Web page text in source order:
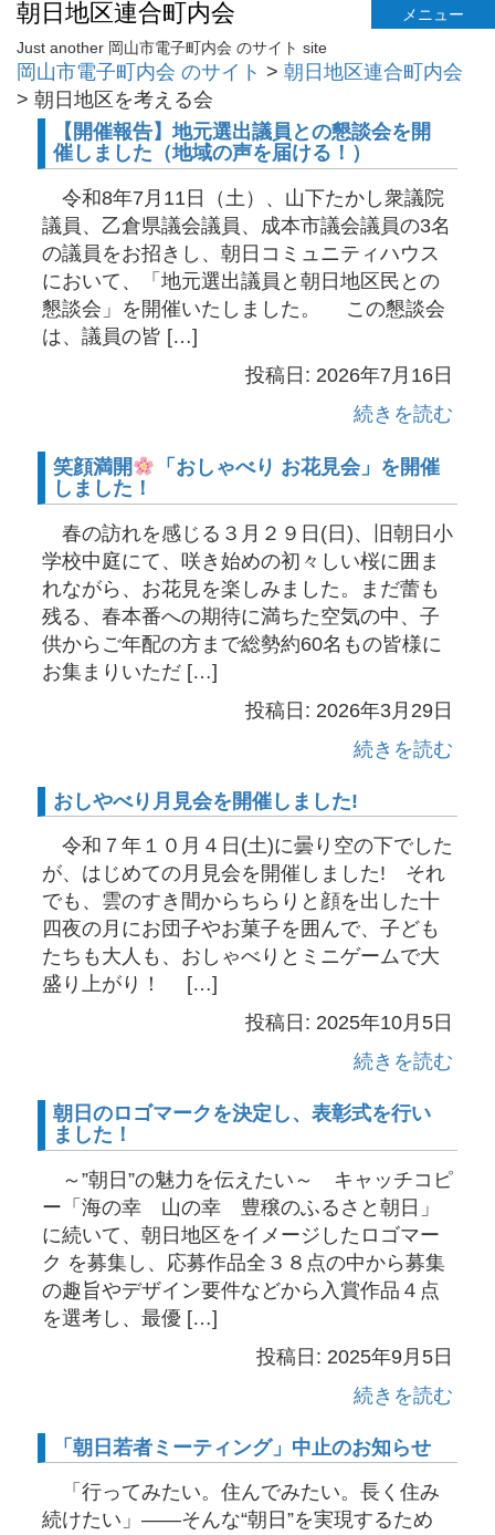
朝日地区連合町内会
メニュー
Just another 岡山市電子町内会 のサイト site
岡山市電子町内会 のサイト > 朝日地区連合町内会
> 朝日地区を考える会
【開催報告】地元選出議員との懇談会を開
催しました（地域の声を届ける！）
令和8年7月11日（土）、山下たかし衆議院
議員、乙倉県議会議員、成本市議会議員の3名
の議員をお招きし、朝日コミュニティハウス
において、「地元選出議員と朝日地区民との
懇談会」を開催いたしました。 この懇談会
は、議員の皆 […]
投稿日: 2026年7月16日
続きを読む
笑顔満開
「おしゃべり お花見会」を開催
しました！
春の訪れを感じる３月２９日(日)、旧朝日小
学校中庭にて、咲き始めの初々しい桜に囲ま
れながら、お花見を楽しみました。まだ蕾も
残る、春本番への期待に満ちた空気の中、子
供からご年配の方まで総勢約60名もの皆様に
お集まりいただ […]
投稿日: 2026年3月29日
続きを読む
おしやべり月見会を開催しました!
令和７年１０月４日(土)に曇り空の下でした
が、はじめての月見会を開催しました! それ
でも、雲のすき間からちらりと顔を出した十
四夜の月にお団子やお菓子を囲んで、子ども
たちも大人も、おしゃべりとミニゲームで大
盛り上がり！ […]
投稿日: 2025年10月5日
続きを読む
朝日のロゴマークを決定し、表彰式を行い
ました！
～”朝日”の魅力を伝えたい～ キャッチコピ
ー「海の幸 山の幸 豊穣のふるさと朝日」
に続いて、朝日地区をイメージしたロゴマー
ク を募集し、応募作品全３８点の中から募集
の趣旨やデザイン要件などから入賞作品４点
を選考し、最優 […]
投稿日: 2025年9月5日
続きを読む
「朝日若者ミーティング」中止のお知らせ
「行ってみたい。住んでみたい。長く住み
続けたい」——そんな“朝日”を実現するため